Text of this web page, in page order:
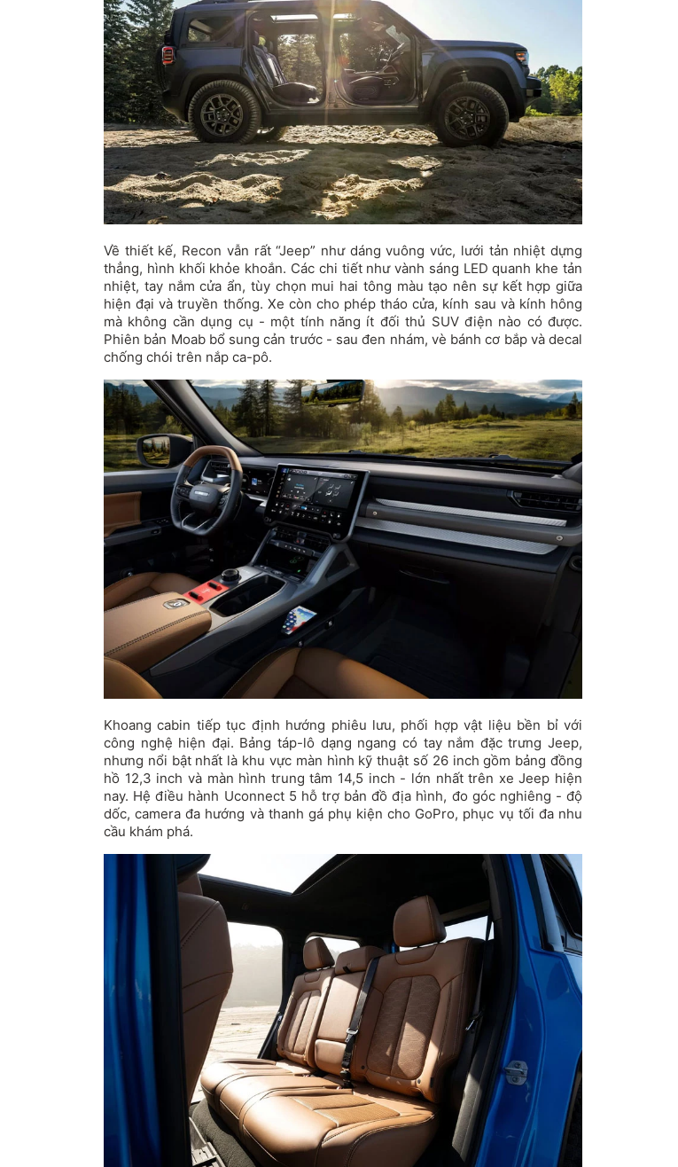
Về thiết kế, Recon vẫn rất “Jeep” như dáng vuông vức, lưới tản nhiệt dựng
thẳng, hình khối khỏe khoắn. Các chi tiết như vành sáng LED quanh khe tản
nhiệt, tay nắm cửa ẩn, tùy chọn mui hai tông màu tạo nên sự kết hợp giữa
hiện đại và truyền thống. Xe còn cho phép tháo cửa, kính sau và kính hông
mà không cần dụng cụ - một tính năng ít đối thủ SUV điện nào có được.
Phiên bản Moab bổ sung cản trước - sau đen nhám, vè bánh cơ bắp và decal
chống chói trên nắp ca-pô.
Khoang cabin tiếp tục định hướng phiêu lưu, phối hợp vật liệu bền bỉ với
công nghệ hiện đại. Bảng táp-lô dạng ngang có tay nắm đặc trưng Jeep,
nhưng nổi bật nhất là khu vực màn hình kỹ thuật số 26 inch gồm bảng đồng
hồ 12,3 inch và màn hình trung tâm 14,5 inch - lớn nhất trên xe Jeep hiện
nay. Hệ điều hành Uconnect 5 hỗ trợ bản đồ địa hình, đo góc nghiêng - độ
dốc, camera đa hướng và thanh gá phụ kiện cho GoPro, phục vụ tối đa nhu
cầu khám phá.